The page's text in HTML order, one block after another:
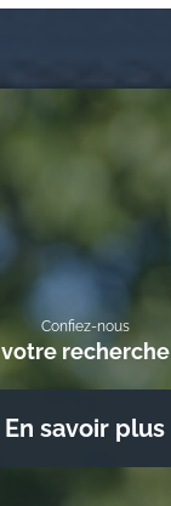
Confiez-nous
votre recherche
En savoir plus